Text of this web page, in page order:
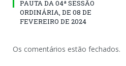
PAUTA DA 04ª SESSÃO
ORDINÁRIA, DE 08 DE
FEVEREIRO DE 2024
Os comentários estão fechados.